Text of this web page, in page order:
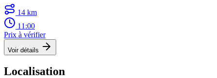
14 km
11:00
Prix à vérifier
Voir détails
Localisation